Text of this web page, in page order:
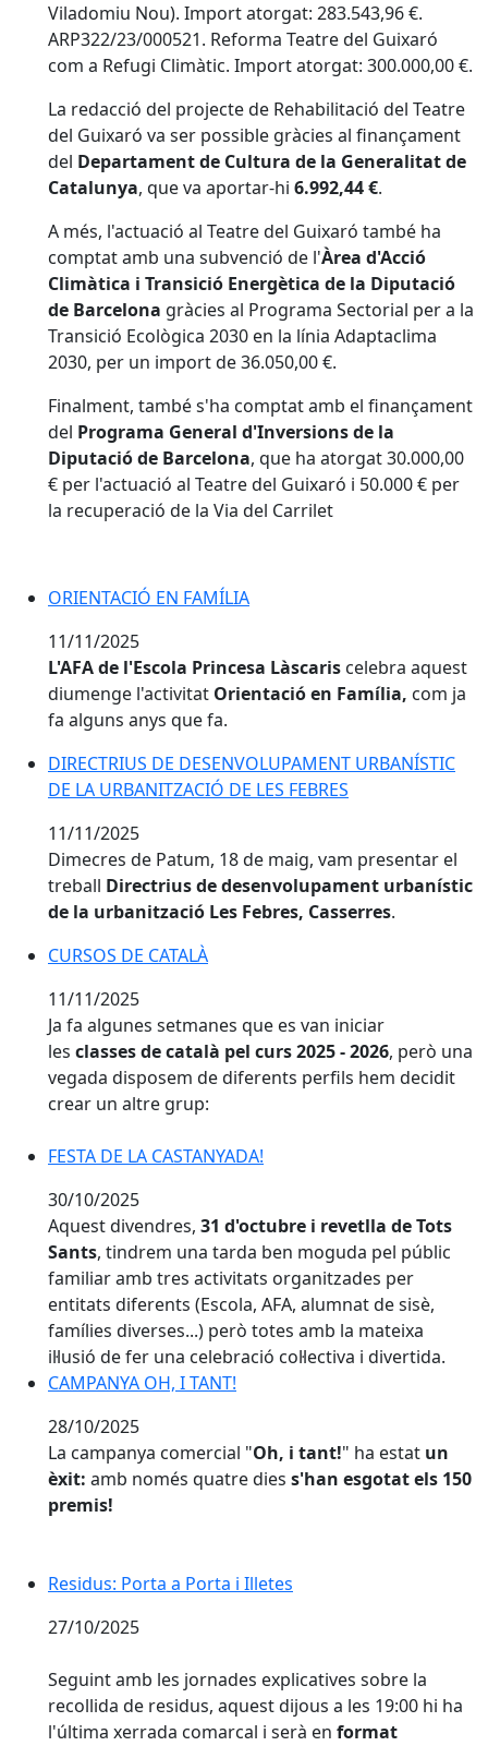
Viladomiu Nou). Import atorgat: 283.543,96 €.
ARP322/23/000521. Reforma Teatre del Guixaró
com a Refugi Climàtic. Import atorgat: 300.000,00 €.
La redacció del projecte de Rehabilitació del Teatre
del Guixaró va ser possible gràcies al finançament
del Departament de Cultura de la Generalitat de
Catalunya, que va aportar-hi 6.992,44 €.
A més, l'actuació al Teatre del Guixaró també ha
comptat amb una subvenció de l'Àrea d'Acció
Climàtica i Transició Energètica de la Diputació
de Barcelona gràcies al Programa Sectorial per a la
Transició Ecològica 2030 en la línia Adaptaclima
2030, per un import de 36.050,00 €.
Finalment, també s'ha comptat amb el finançament
del Programa General d'Inversions de la
Diputació de Barcelona, que ha atorgat 30.000,00
€ per l'actuació al Teatre del Guixaró i 50.000 € per
la recuperació de la Via del Carrilet
ORIENTACIÓ EN FAMÍLIA
ORIENTACIÓ EN FAMÍLIA
11/11/2025
L'AFA de l'Escola Princesa Làscaris celebra aquest
diumenge l'activitat Orientació en Família, com ja
fa alguns anys que fa.
DIRECTRIUS DE DESENVOLUPAMENT URBANÍSTIC
DE LA URBANITZACIÓ DE LES FEBRES
11/11/2025
Dimecres de Patum, 18 de maig, vam presentar el
treball Directrius de desenvolupament urbanístic
de la urbanització Les Febres, Casserres.
CURSOS DE CATALÀ
CURSOS DE CATALÀ
11/11/2025
Ja fa algunes setmanes que es van iniciar
les classes de català pel curs 2025 - 2026, però una
vegada disposem de diferents perfils hem decidit
crear un altre grup:
FESTA DE LA CASTANYADA!
FESTA DE LA CASTANYADA!
30/10/2025
Aquest divendres, 31 d'octubre i revetlla de Tots
Sants, tindrem una tarda ben moguda pel públic
familiar amb tres activitats organitzades per
entitats diferents (Escola, AFA, alumnat de sisè,
famílies diverses...) però totes amb la mateixa
il·lusió de fer una celebració col·lectiva i divertida.
CAMPANYA OH, I TANT!
28/10/2025
La campanya comercial "Oh, i tant!" ha estat un
èxit: amb només quatre dies s'han esgotat els 150
premis!
Residus: Porta a Porta i Illetes
Residus: Porta a Porta i Illetes
27/10/2025
Seguint amb les jornades explicatives sobre la
recollida de residus, aquest dijous a les 19:00 hi ha
l'última xerrada comarcal i serà en format